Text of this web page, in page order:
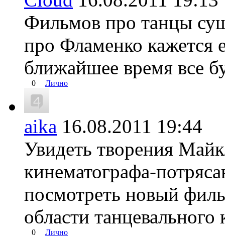
Фильмов про танцы
про Фламенко кажется
ближайшее время все
0 Лично
aika 16.08.2011 19:44
Увидеть творения
кинематографа-
посмотреть новый
области
0 Лично